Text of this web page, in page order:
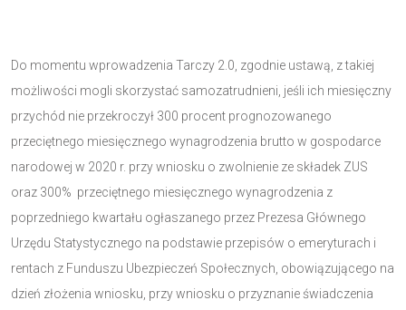
Do momentu wprowadzenia Tarczy 2.0, zgodnie ustawą, z takiej
możliwości mogli skorzystać samozatrudnieni, jeśli ich miesięczny
przychód nie przekroczył 300 procent prognozowanego
przeciętnego miesięcznego wynagrodzenia brutto w gospodarce
narodowej w 2020 r. przy wniosku o zwolnienie ze składek ZUS
oraz 300% przeciętnego miesięcznego wynagrodzenia z
poprzedniego kwartału ogłaszanego przez Prezesa Głównego
Urzędu Statystycznego na podstawie przepisów o emeryturach i
rentach z Funduszu Ubezpieczeń Społecznych, obowiązującego na
dzień złożenia wniosku, przy wniosku o przyznanie świadczenia